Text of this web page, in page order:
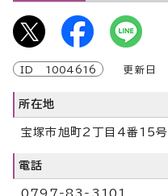
ID 1004616 更新日
所在地
宝塚市旭町2丁目4番15号
電話
0797‐83‐3101